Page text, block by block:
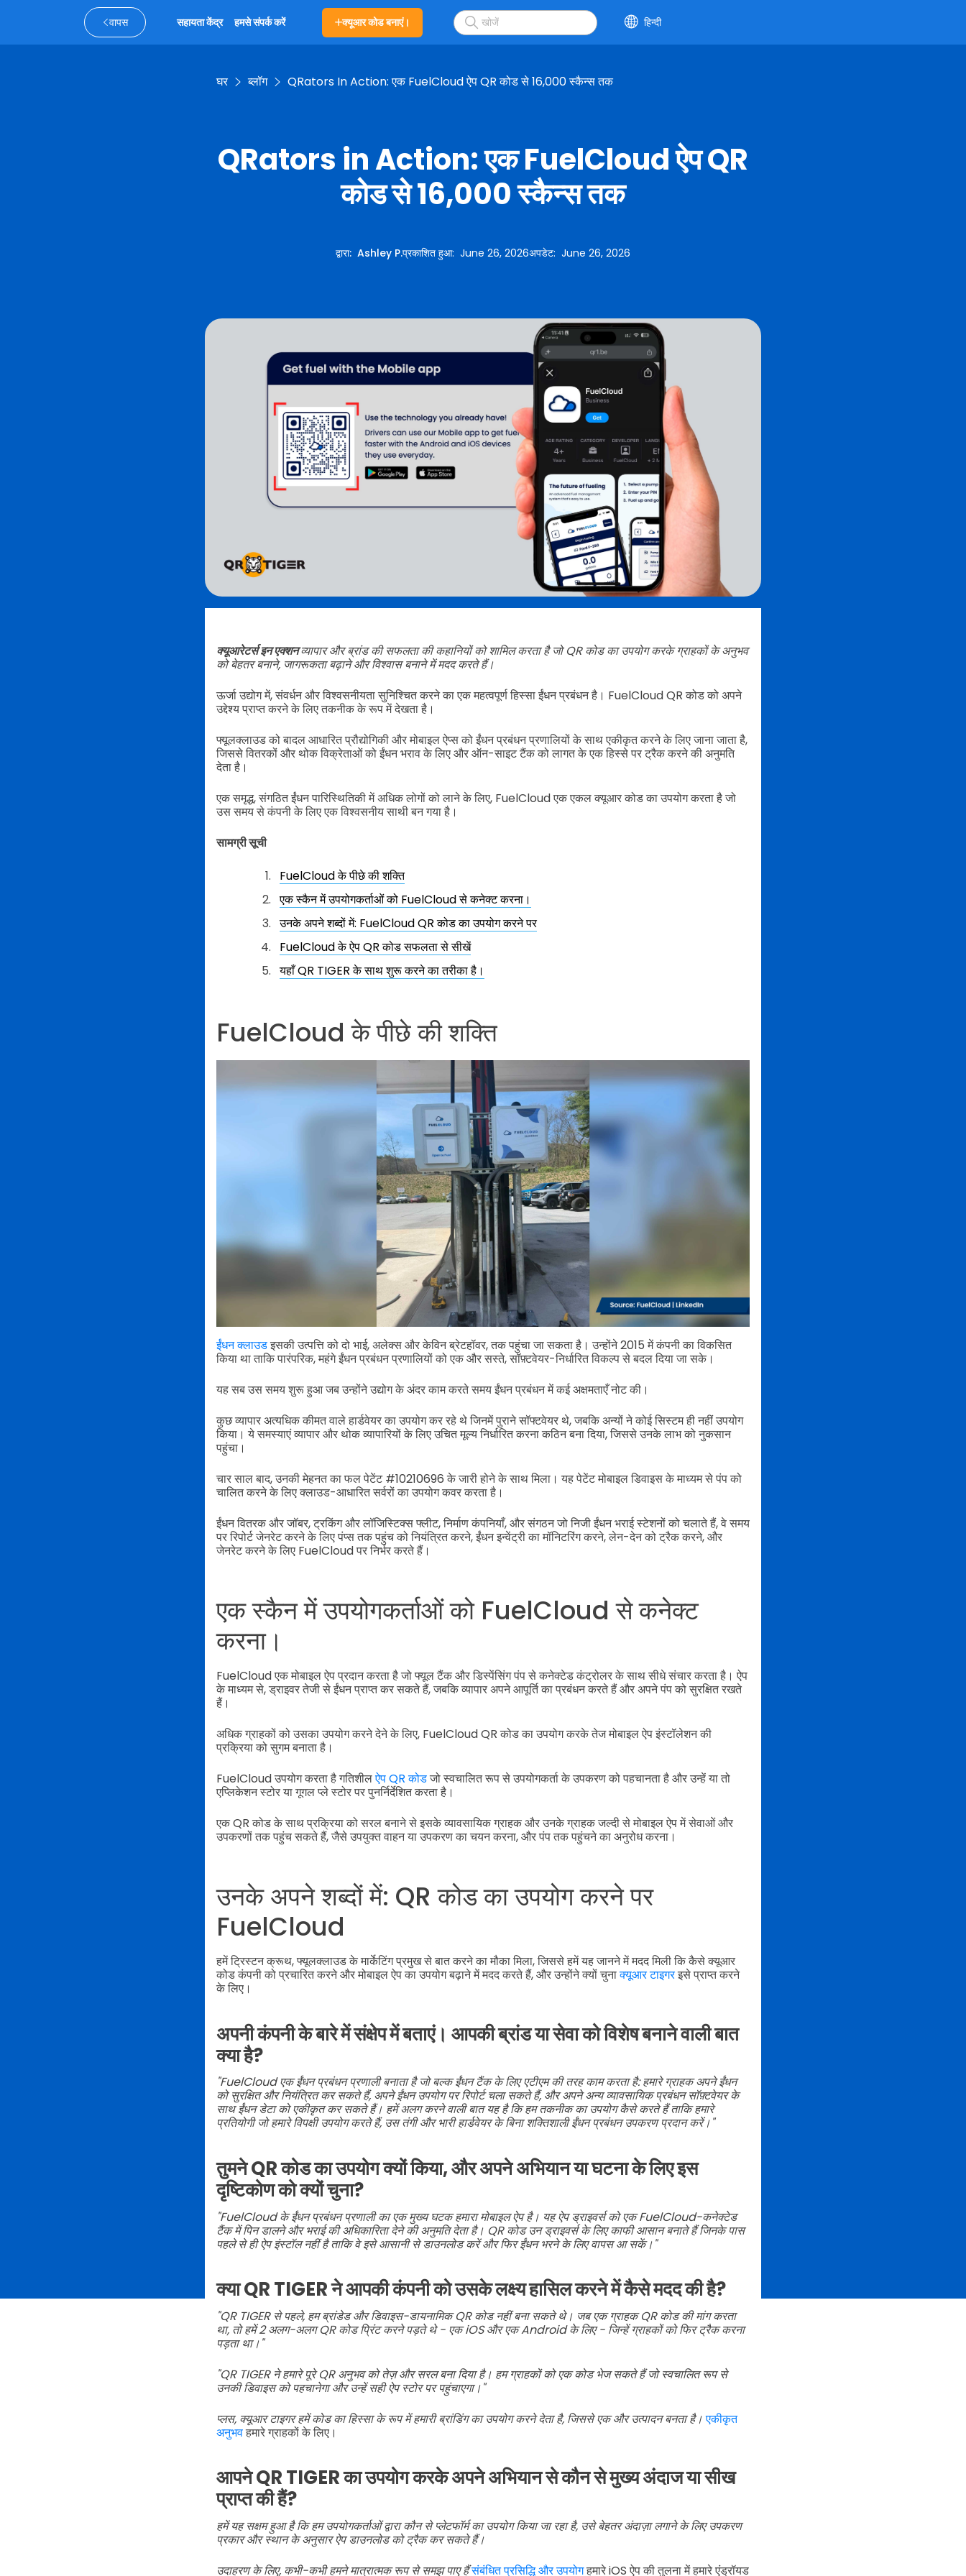
वापस सहायता केंद्र हमसे संपर्क करें क्यूआर कोड बनाएं। हिन्दी
घर ब्लॉग QRators In Action: एक FuelCloud ऐप QR कोड से 16,000 स्कैन्स तक
QRators in Action: एक FuelCloud ऐप QR
कोड से 16,000 स्कैन्स तक
द्वारा: Ashley P.प्रकाशित हुआ: June 26, 2026अपडेट: June 26, 2026
क्यूआरेटर्स इन एक्शनव्यापार और ब्रांड की सफलता की कहानियों को शामिल करता है जो QR कोड का उपयोग करके ग्राहकों के अनुभव
को बेहतर बनाने, जागरूकता बढ़ाने और विश्वास बनाने में मदद करते हैं।
ऊर्जा उद्योग में, संवर्धन और विश्वसनीयता सुनिश्चित करने का एक महत्वपूर्ण हिस्सा ईंधन प्रबंधन है। FuelCloud QR कोड को अपने
उद्देश्य प्राप्त करने के लिए तकनीक के रूप में देखता है।
फ्यूलक्लाउड को बादल आधारित प्रौद्योगिकी और मोबाइल ऐप्स को ईंधन प्रबंधन प्रणालियों के साथ एकीकृत करने के लिए जाना जाता है,
जिससे वितरकों और थोक विक्रेताओं को ईंधन भराव के लिए और ऑन-साइट टैंक को लागत के एक हिस्से पर ट्रैक करने की अनुमति
देता है।
एक समृद्ध, संगठित ईंधन पारिस्थितिकी में अधिक लोगों को लाने के लिए, FuelCloud एक एकल क्यूआर कोड का उपयोग करता है जो
उस समय से कंपनी के लिए एक विश्वसनीय साथी बन गया है।
सामग्री सूची
FuelCloud के पीछे की शक्ति
एक स्कैन में उपयोगकर्ताओं को FuelCloud से कनेक्ट करना।
उनके अपने शब्दों में: FuelCloud QR कोड का उपयोग करने पर
FuelCloud के ऐप QR कोड सफलता से सीखें
यहाँ QR TIGER के साथ शुरू करने का तरीका है।
FuelCloud के पीछे की शक्ति
ईंधन क्लाउडइसकी उत्पत्ति को दो भाई, अलेक्स और केविन ब्रेटहॉवर, तक पहुंचा जा सकता है। उन्होंने 2015 में कंपनी का विकसित
किया था ताकि पारंपरिक, महंगे ईंधन प्रबंधन प्रणालियों को एक और सस्ते, सॉफ़्टवेयर-निर्धारित विकल्प से बदल दिया जा सके।
यह सब उस समय शुरू हुआ जब उन्होंने उद्योग के अंदर काम करते समय ईंधन प्रबंधन में कई अक्षमताएँ नोट की।
कुछ व्यापार अत्यधिक कीमत वाले हार्डवेयर का उपयोग कर रहे थे जिनमें पुराने सॉफ्टवेयर थे, जबकि अन्यों ने कोई सिस्टम ही नहीं उपयोग
किया। ये समस्याएं व्यापार और थोक व्यापारियों के लिए उचित मूल्य निर्धारित करना कठिन बना दिया, जिससे उनके लाभ को नुकसान
पहुंचा।
चार साल बाद, उनकी मेहनत का फल पेटेंट #10210696 के जारी होने के साथ मिला। यह पेटेंट मोबाइल डिवाइस के माध्यम से पंप को
चालित करने के लिए क्लाउड-आधारित सर्वरों का उपयोग कवर करता है।
ईंधन वितरक और जॉबर, ट्रकिंग और लॉजिस्टिक्स फ्लीट, निर्माण कंपनियाँ, और संगठन जो निजी ईंधन भराई स्टेशनों को चलाते हैं, वे समय
पर रिपोर्ट जेनरेट करने के लिए पंप्स तक पहुंच को नियंत्रित करने, ईंधन इन्वेंट्री का मॉनिटरिंग करने, लेन-देन को ट्रैक करने, और
जेनरेट करने के लिए FuelCloud पर निर्भर करते हैं।
एक स्कैन में उपयोगकर्ताओं को FuelCloud से कनेक्ट
करना।
FuelCloud एक मोबाइल ऐप प्रदान करता है जो फ्यूल टैंक और डिस्पेंसिंग पंप से कनेक्टेड कंट्रोलर के साथ सीधे संचार करता है। ऐप
के माध्यम से, ड्राइवर तेजी से ईंधन प्राप्त कर सकते हैं, जबकि व्यापार अपने आपूर्ति का प्रबंधन करते हैं और अपने पंप को सुरक्षित रखते
हैं।
अधिक ग्राहकों को उसका उपयोग करने देने के लिए, FuelCloud QR कोड का उपयोग करके तेज मोबाइल ऐप इंस्टॉलेशन की
प्रक्रिया को सुगम बनाता है।
FuelCloud उपयोग करता है गतिशीलऐप QR कोडजो स्वचालित रूप से उपयोगकर्ता के उपकरण को पहचानता है और उन्हें या तो
एप्लिकेशन स्टोर या गूगल प्ले स्टोर पर पुनर्निर्देशित करता है।
एक QR कोड के साथ प्रक्रिया को सरल बनाने से इसके व्यावसायिक ग्राहक और उनके ग्राहक जल्दी से मोबाइल ऐप में सेवाओं और
उपकरणों तक पहुंच सकते हैं, जैसे उपयुक्त वाहन या उपकरण का चयन करना, और पंप तक पहुंचने का अनुरोध करना।
उनके अपने शब्दों में: QR कोड का उपयोग करने पर
FuelCloud
हमें ट्रिस्टन क्रूथ, फ्यूलक्लाउड के मार्केटिंग प्रमुख से बात करने का मौका मिला, जिससे हमें यह जानने में मदद मिली कि कैसे क्यूआर
कोड कंपनी को प्रचारित करने और मोबाइल ऐप का उपयोग बढ़ाने में मदद करते हैं, और उन्होंने क्यों चुनाक्यूआर टाइगरइसे प्राप्त करने
के लिए।
अपनी कंपनी के बारे में संक्षेप में बताएं। आपकी ब्रांड या सेवा को विशेष बनाने वाली बात
क्या है?
"FuelCloud एक ईंधन प्रबंधन प्रणाली बनाता है जो बल्क ईंधन टैंक के लिए एटीएम की तरह काम करता है: हमारे ग्राहक अपने ईंधन
को सुरक्षित और नियंत्रित कर सकते हैं, अपने ईंधन उपयोग पर रिपोर्ट चला सकते हैं, और अपने अन्य व्यावसायिक प्रबंधन सॉफ़्टवेयर के
साथ ईंधन डेटा को एकीकृत कर सकते हैं। हमें अलग करने वाली बात यह है कि हम तकनीक का उपयोग कैसे करते हैं ताकि हमारे
प्रतियोगी जो हमारे विपक्षी उपयोग करते हैं, उस तंगी और भारी हार्डवेयर के बिना शक्तिशाली ईंधन प्रबंधन उपकरण प्रदान करें।"
तुमने QR कोड का उपयोग क्यों किया, और अपने अभियान या घटना के लिए इस
दृष्टिकोण को क्यों चुना?
"FuelCloud के ईंधन प्रबंधन प्रणाली का एक मुख्य घटक हमारा मोबाइल ऐप है। यह ऐप ड्राइवर्स को एक FuelCloud-कनेक्टेड
टैंक में पिन डालने और भराई की अधिकारिता देने की अनुमति देता है। QR कोड उन ड्राइवर्स के लिए काफी आसान बनाते हैं जिनके पास
पहले से ही ऐप इंस्टॉल नहीं है ताकि वे इसे आसानी से डाउनलोड करें और फिर ईंधन भरने के लिए वापस आ सकें।"
क्या QR TIGER ने आपकी कंपनी को उसके लक्ष्य हासिल करने में कैसे मदद की है?
"QR TIGER से पहले, हम ब्रांडेड और डिवाइस-डायनामिक QR कोड नहीं बना सकते थे। जब एक ग्राहक QR कोड की मांग करता
था, तो हमें 2 अलग-अलग QR कोड प्रिंट करने पड़ते थे - एक iOS और एक Android के लिए - जिन्हें ग्राहकों को फिर ट्रैक करना
पड़ता था।"
"QR TIGER ने हमारे पूरे QR अनुभव को तेज़ और सरल बना दिया है। हम ग्राहकों को एक कोड भेज सकते हैं जो स्वचालित रूप से
उनकी डिवाइस को पहचानेगा और उन्हें सही ऐप स्टोर पर पहुंचाएगा।"
प्लस, क्यूआर टाइगर हमें कोड का हिस्सा के रूप में हमारी ब्रांडिंग का उपयोग करने देता है, जिससे एक और उत्पादन बनता है।एकीकृत
अनुभवहमारे ग्राहकों के लिए।
आपने QR TIGER का उपयोग करके अपने अभियान से कौन से मुख्य अंदाज या सीख
प्राप्त की हैं?
हमें यह सक्षम हुआ है कि हम उपयोगकर्ताओं द्वारा कौन से प्लेटफॉर्म का उपयोग किया जा रहा है, उसे बेहतर अंदाज़ा लगाने के लिए उपकरण
प्रकार और स्थान के अनुसार ऐप डाउनलोड को ट्रैक कर सकते हैं।
उदाहरण के लिए, कभी-कभी हमने मात्रात्मक रूप से समझ पाए हैंसंबंधित प्रसिद्धि और उपयोगहमारे iOS ऐप की तुलना में हमारे एंड्रॉयड